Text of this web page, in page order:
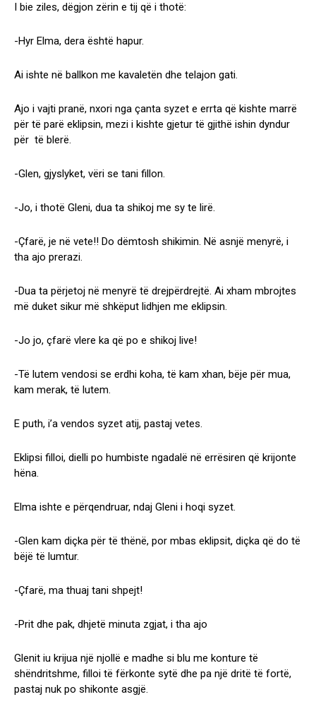
I bie ziles, dëgjon zërin e tij që i thotë:
-Hyr Elma, dera është hapur.
Ai ishte në ballkon me kavaletën dhe telajon gati.
Ajo i vajti pranë, nxori nga çanta syzet e errta që kishte marrë
për të parë eklipsin, mezi i kishte gjetur të gjithë ishin dyndur
për të blerë.
-Glen, gjyslyket, vëri se tani fillon.
-Jo, i thotë Gleni, dua ta shikoj me sy te lirë.
-Çfarë, je në vete!! Do dëmtosh shikimin. Në asnjë menyrë, i
tha ajo prerazi.
-Dua ta përjetoj në menyrë të drejpërdrejtë. Ai xham mbrojtes
më duket sikur më shkëput lidhjen me eklipsin.
-Jo jo, çfarë vlere ka që po e shikoj live!
-Të lutem vendosi se erdhi koha, të kam xhan, bëje për mua,
kam merak, të lutem.
E puth, i’a vendos syzet atij, pastaj vetes.
Eklipsi filloi, dielli po humbiste ngadalë në errësiren që krijonte
hëna.
Elma ishte e përqendruar, ndaj Gleni i hoqi syzet.
-Glen kam diçka për të thënë, por mbas eklipsit, diçka që do të
bëjë të lumtur.
-Çfarë, ma thuaj tani shpejt!
-Prit dhe pak, dhjetë minuta zgjat, i tha ajo
Glenit iu krijua një njollë e madhe si blu me konture të
shëndritshme, filloi të fërkonte sytë dhe pa një dritë të fortë,
pastaj nuk po shikonte asgjë.